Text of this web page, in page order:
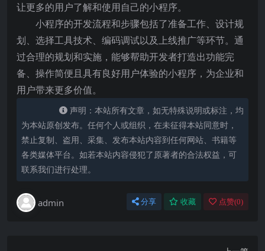
让更多的用户了解和使用自己的小程序。
小程序的开发流程和步骤包括了准备工作、设计规
划、选择工具技术、编码调试以及上线推广等环节。通
过合理的规划和实施，能够帮助开发者打造出功能完
备、操作简便且具有良好用户体验的小程序，为企业和
用户带来更多价值。
声明：本站所有文章，如无特殊说明或标注，均
为本站原创发布。任何个人或组织，在未征得本站同意时，
禁止复制、盗用、采集、发布本站内容到任何网站、书籍等
各类媒体平台。如若本站内容侵犯了原著者的合法权益，可
联系我们进行处理。
admin 分享 收藏 点赞(0)